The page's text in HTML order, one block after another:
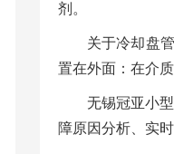
剂。
关于冷却盘
置在外面：在介
无锡冠亚小
障原因分析、实